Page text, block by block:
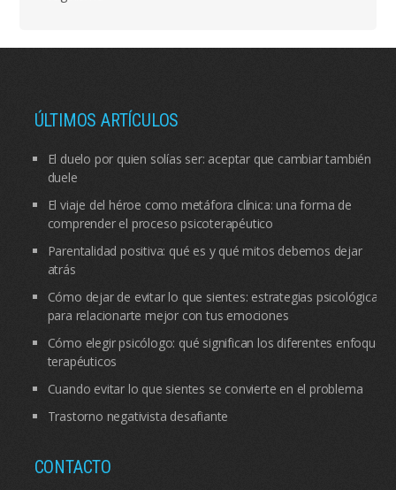
ÚLTIMOS ARTÍCULOS
El duelo por quien solías ser: aceptar que cambiar también
duele
El viaje del héroe como metáfora clínica: una forma de
comprender el proceso psicoterapéutico
Parentalidad positiva: qué es y qué mitos debemos dejar
atrás
Cómo dejar de evitar lo que sientes: estrategias psicológicas
para relacionarte mejor con tus emociones
Cómo elegir psicólogo: qué significan los diferentes enfoques
terapéuticos
Cuando evitar lo que sientes se convierte en el problema
Trastorno negativista desafiante
CONTACTO